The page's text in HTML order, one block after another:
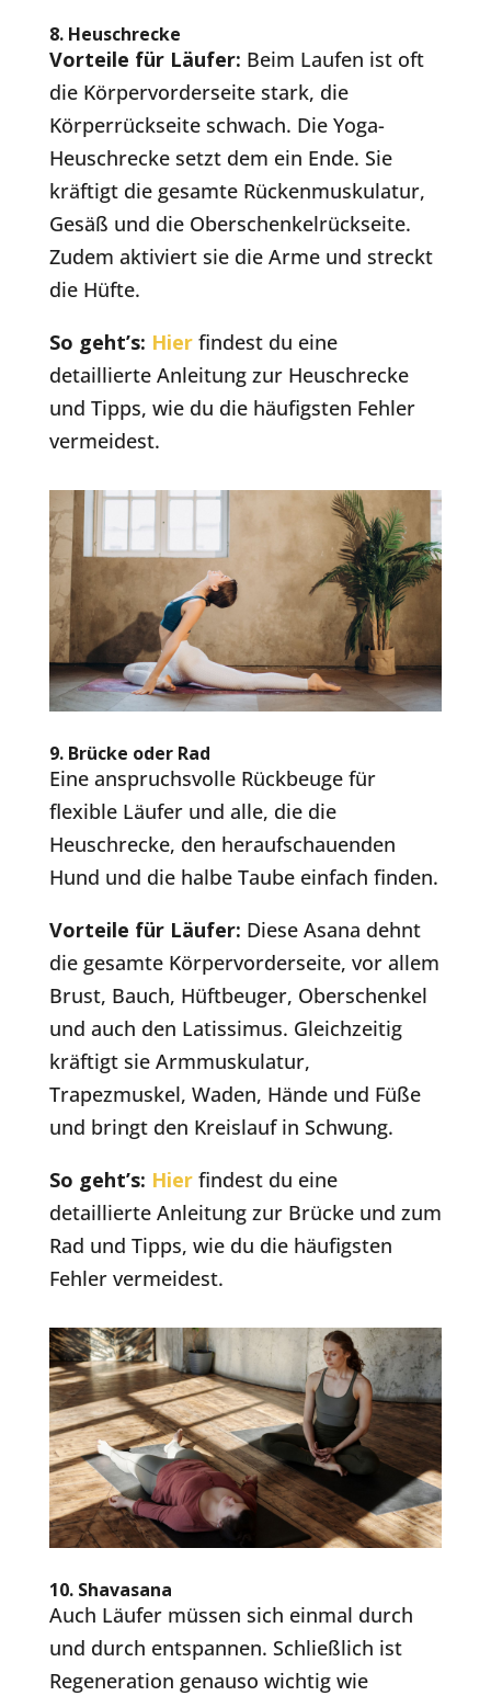
8. Heuschrecke
Vorteile für Läufer: Beim Laufen ist oft
die Körpervorderseite stark, die
Körperrückseite schwach. Die Yoga-
Heuschrecke setzt dem ein Ende. Sie
kräftigt die gesamte Rückenmuskulatur,
Gesäß und die Oberschenkelrückseite.
Zudem aktiviert sie die Arme und streckt
die Hüfte.
So geht’s: Hierfindest du eine
detaillierte Anleitung zur Heuschrecke
und Tipps, wie du die häufigsten Fehler
vermeidest.
9. Brücke oder Rad
Eine anspruchsvolle Rückbeuge für
flexible Läufer und alle, die die
Heuschrecke, den heraufschauenden
Hund und die halbe Taube einfach finden.
Vorteile für Läufer: Diese Asana dehnt
die gesamte Körpervorderseite, vor allem
Brust, Bauch, Hüftbeuger, Oberschenkel
und auch den Latissimus. Gleichzeitig
kräftigt sie Armmuskulatur,
Trapezmuskel, Waden, Hände und Füße
und bringt den Kreislauf in Schwung.
So geht’s: Hierfindest du eine
detaillierte Anleitung zur Brücke und zum
Rad und Tipps, wie du die häufigsten
Fehler vermeidest.
10. Shavasana
Auch Läufer müssen sich einmal durch
und durch entspannen. Schließlich ist
Regeneration genauso wichtig wie